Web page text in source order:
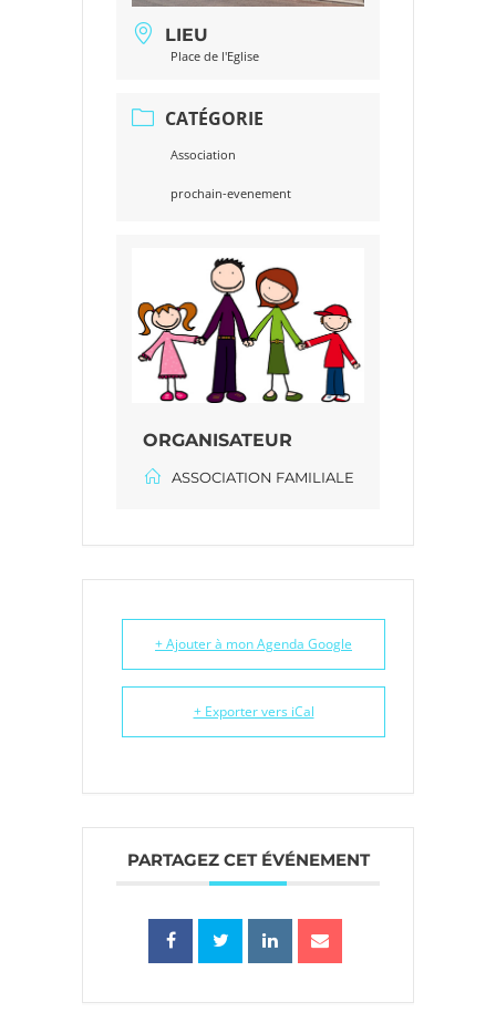
LIEU
Place de l'Eglise
CATÉGORIE
Association
prochain-evenement
ORGANISATEUR
ASSOCIATION FAMILIALE
+ Ajouter à mon Agenda Google
+ Exporter vers iCal
PARTAGEZ CET ÉVÉNEMENT